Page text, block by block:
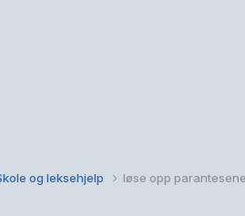
og leksehjelp løse opp